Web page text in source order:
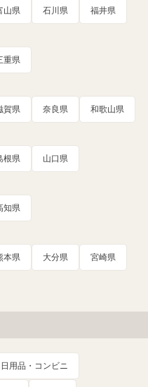
山県 石川県 福井県
重県
賀県 奈良県 和歌山県
根県 山口県
知県
本県 大分県 宮崎県
用品・コンビニ